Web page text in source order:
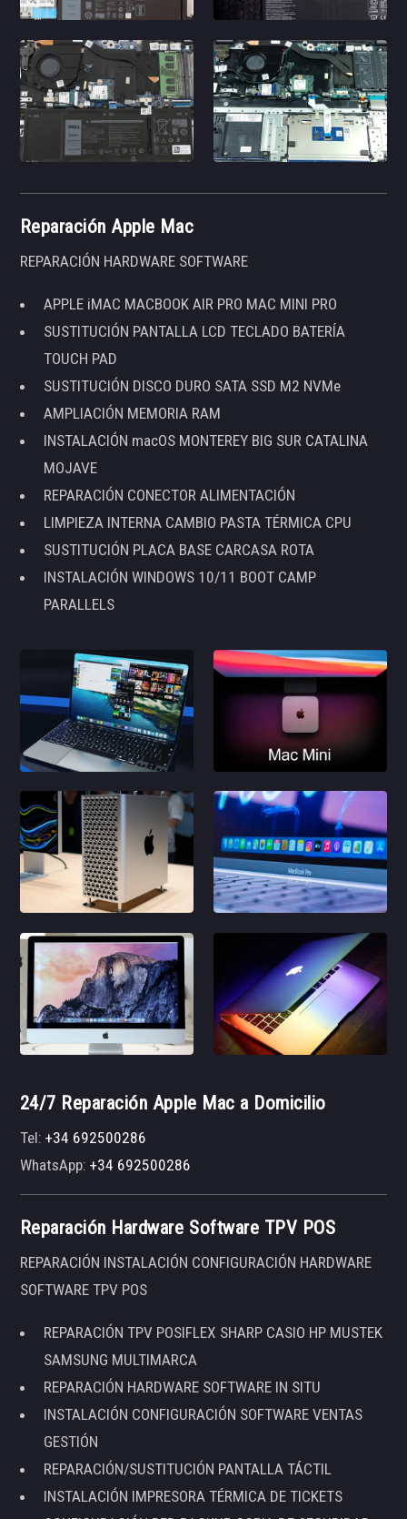
Reparación Apple Mac
REPARACIÓN HARDWARE SOFTWARE
APPLE iMAC MACBOOK AIR PRO MAC MINI PRO
SUSTITUCIÓN PANTALLA LCD TECLADO BATERÍA
TOUCH PAD
SUSTITUCIÓN DISCO DURO SATA SSD M2 NVMe
AMPLIACIÓN MEMORIA RAM
INSTALACIÓN macOS MONTEREY BIG SUR CATALINA
MOJAVE
REPARACIÓN CONECTOR ALIMENTACIÓN
LIMPIEZA INTERNA CAMBIO PASTA TÉRMICA CPU
SUSTITUCIÓN PLACA BASE CARCASA ROTA
INSTALACIÓN WINDOWS 10/11 BOOT CAMP
PARALLELS
24/7 Reparación Apple Mac a Domicilio
Tel:+34 692500286
WhatsApp:+34 692500286
Reparación Hardware Software TPV POS
REPARACIÓN INSTALACIÓN CONFIGURACIÓN HARDWARE
SOFTWARE TPV POS
REPARACIÓN TPV POSIFLEX SHARP CASIO HP MUSTEK
SAMSUNG MULTIMARCA
REPARACIÓN HARDWARE SOFTWARE IN SITU
INSTALACIÓN CONFIGURACIÓN SOFTWARE VENTAS
GESTIÓN
REPARACIÓN/SUSTITUCIÓN PANTALLA TÁCTIL
INSTALACIÓN IMPRESORA TÉRMICA DE TICKETS